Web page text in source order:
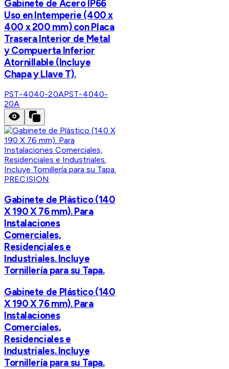
Gabinete de Acero IP66
Uso en Intemperie (400 x
400 x 200 mm) con Placa
Trasera Interior de Metal
y Compuerta Inferior
Atornillable (Incluye
Chapa y Llave T).
PST-4040-20APST-4040-
20A
PRECISION
Gabinete de Plástico (140
X 190 X 76 mm). Para
Instalaciones
Comerciales,
Residenciales e
Industriales. Incluye
Tornillería para su Tapa.
Gabinete de Plástico (140
X 190 X 76 mm). Para
Instalaciones
Comerciales,
Residenciales e
Industriales. Incluye
Tornillería para su Tapa.